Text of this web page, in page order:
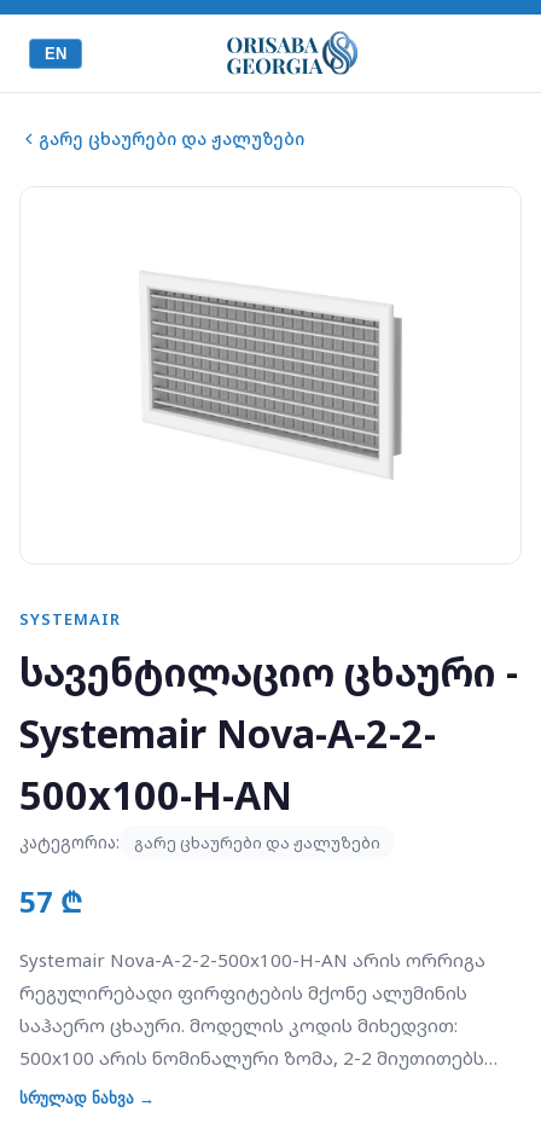
EN
გარე ცხაურები და ჟალუზები
SYSTEMAIR
სავენტილაციო ცხაური -
Systemair Nova-A-2-2-
500x100-H-AN
კატეგორია: გარე ცხაურები და ჟალუზები
57 ₾
Systemair Nova-A-2-2-500x100-H-AN არის ორრიგა
რეგულირებადი ფირფიტების მქონე ალუმინის
საჰაერო ცხაური. მოდელის კოდის მიხედვით:
500x100 არის ნომინალური ზომა, 2-2 მიუთითებს
ფირფიტების ორმაგ რიგზე (ჰორიზონტალური და
სრულად ნახვა →